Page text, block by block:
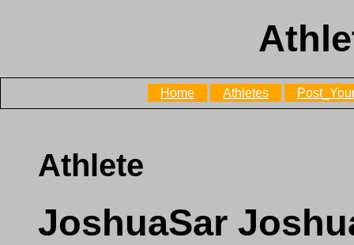
Home Athletes
Athlete
JoshuaSar